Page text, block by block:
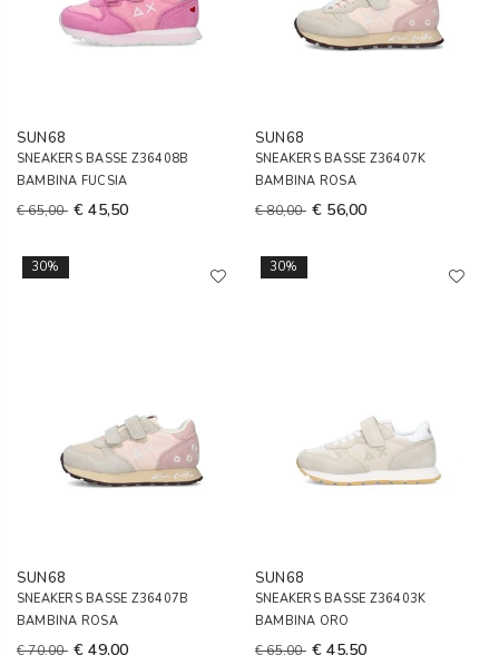
SUN68
SNEAKERS BASSE Z36408B
BAMBINA FUCSIA
€ 65,00 € 45,50
SUN68
SNEAKERS BASSE Z36407K
BAMBINA ROSA
€ 80,00 € 56,00
30%
SUN68
SNEAKERS BASSE Z36407B
BAMBINA ROSA
€ 70,00 € 49,00
30%
SUN68
SNEAKERS BASSE Z36403K
BAMBINA ORO
€ 65,00 € 45,50